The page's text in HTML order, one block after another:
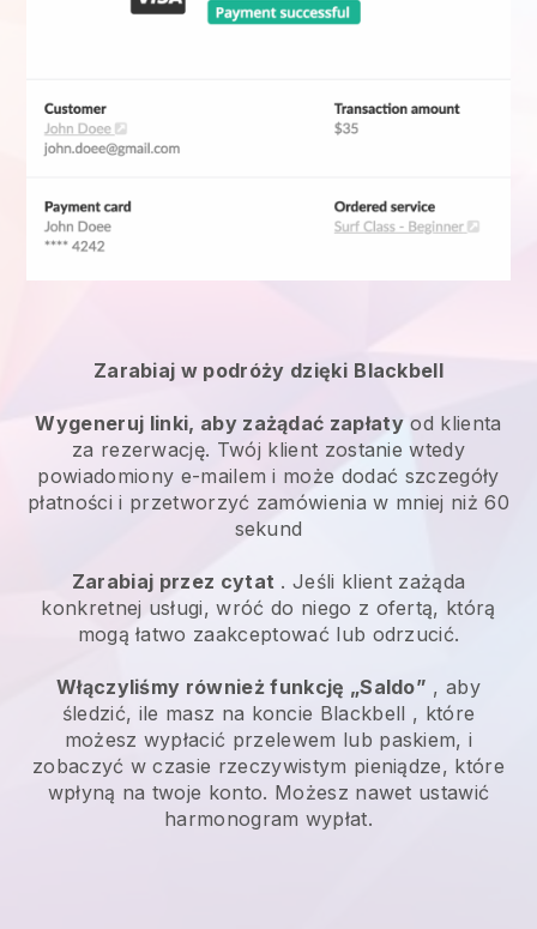
Zarabiaj w podróży dzięki Blackbell
Wygeneruj linki, aby zażądać zapłaty od klienta
za rezerwację. Twój klient zostanie wtedy
powiadomiony e-mailem i może dodać szczegóły
płatności i przetworzyć zamówienia w mniej niż 60
sekund
Zarabiaj przez cytat . Jeśli klient zażąda
konkretnej usługi, wróć do niego z ofertą, którą
mogą łatwo zaakceptować lub odrzucić.
Włączyliśmy również funkcję „Saldo” , aby
śledzić, ile masz na koncie Blackbell , które
możesz wypłacić przelewem lub paskiem, i
zobaczyć w czasie rzeczywistym pieniądze, które
wpłyną na twoje konto. Możesz nawet ustawić
harmonogram wypłat.